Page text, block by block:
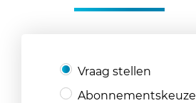
Vraag stellen
Abonnementskeuze